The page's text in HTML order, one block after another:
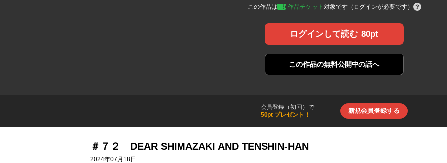
この作品は 作品チケット 対象です（ログインが必要です）
ログインして読む 80pt
この作品の無料公開中の話へ
会員登録（初回）で
50pt プレゼント！
新規会員登録する
＃７２ DEAR SHIMAZAKI AND TENSHIN-HAN
2024年07月18日